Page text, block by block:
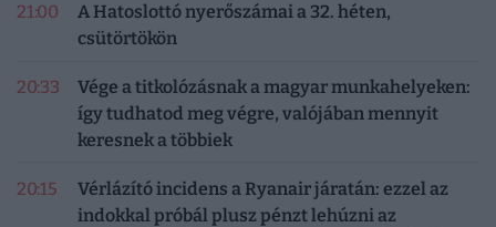
21:00
A Hatoslottó nyerőszámai a 32. héten,
csütörtökön
20:33
Vége a titkolózásnak a magyar munkahelyeken:
így tudhatod meg végre, valójában mennyit
keresnek a többiek
20:15
Vérlázító incidens a Ryanair járatán: ezzel az
indokkal próbál plusz pénzt lehúzni az